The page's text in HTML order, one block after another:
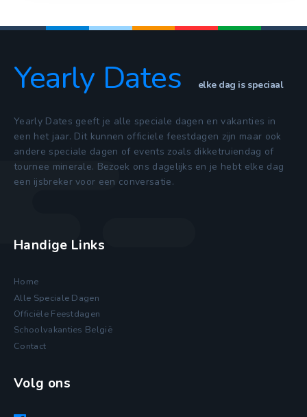
Yearly Dates elke dag is speciaal
Yearly Dates geeft je alle speciale dagen en vakanties in
een het jaar. Dit kunnen officiele feestdagen zijn maar ook
andere speciale dagen of events zoals dikketruiendag of
tournee minerale. Bezoek ons dagelijks en je hebt elke dag
een ijsbreker voor een conversatie.
Handige Links
Home
Alle Speciale Dagen
Officiële Feestdagen
Schoolvakanties België
Contact
Volg ons